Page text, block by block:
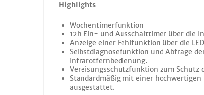
Highlights
Wochentimerfunktion
12h Ein- und Ausschalttimer über die
Anzeige einer Fehlfunktion über die
Selbstdiagnosefunktion und Abfrage
Infrarotfernbedienung.
Vereisungsschutzfunktion zum Schutz
Standardmäßig mit einer
ausgestattet.